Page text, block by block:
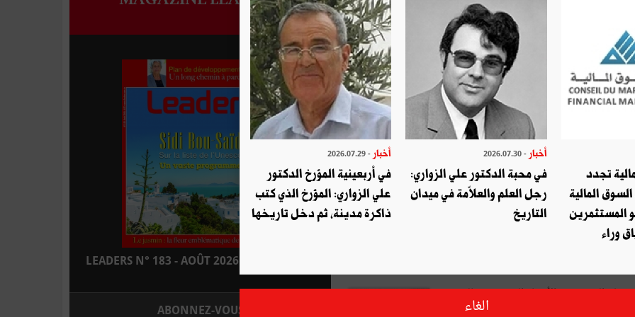
النفس، من الأستاذ الصحفي صالح
LEADERS N° 183 - AOÛT 2026 : EN KIOSQUE
ABONNEZ-VOUS
تجدد
المالية
المستثمرين
وراء
أخبار - 2026.07.30
في محبة الدكتور علي الزواري:
رجل العلم والعلاّمة في ميدان
التاريخ
أخبار - 2026.07.29
في أربعينية المؤرخ الدكتور
علي الزواري: المؤرخ الذي كتب
ذاكرة مدينة، ثم دخل تاريخها
الغاء